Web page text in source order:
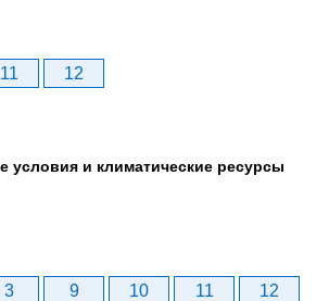
11 12
условия и климатические ресурсы
3 9 10 11
12